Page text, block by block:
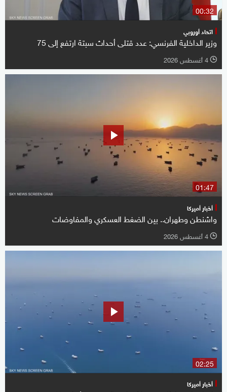
00:32
اتحاد أوروبي
وزير الداخلية الفرنسي: عدد قتلى أحداث سبتة ارتفع ‌إلى 75
l 4 أغسطس 2026
01:47
أخبار أميركا
واشنطن وطهران.. بين الضغط العسكري والمفاوضات
l 4 أغسطس 2026
02:25
أخبار أميركا